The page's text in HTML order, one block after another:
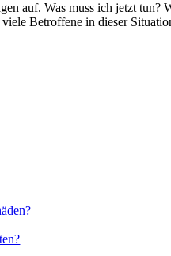
auf. Was muss ich jetzt
Betroffene in dieser